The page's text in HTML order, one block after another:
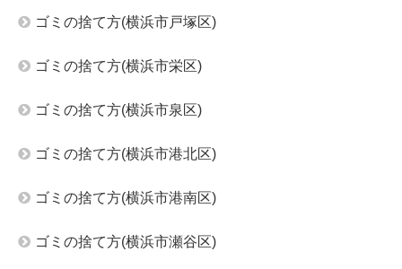
ゴミの捨て方(横浜市戸塚区)
ゴミの捨て方(横浜市栄区)
ゴミの捨て方(横浜市泉区)
ゴミの捨て方(横浜市港北区)
ゴミの捨て方(横浜市港南区)
ゴミの捨て方(横浜市瀬谷区)